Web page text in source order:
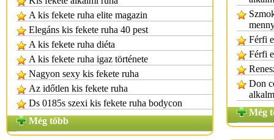
A kis fekete ruha elite magazin
Elegáns kis fekete ruha 40 pest
A kis fekete ruha diéta
A kis fekete ruha igaz története
Nagyon sexy kis fekete ruha
Az időtlen kis fekete ruha
Ds 0185s szexi kis fekete ruha bodycon
Még több
Férfi
Férfi
Don
Még